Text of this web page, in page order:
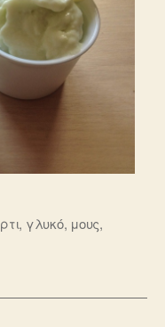
, γλυκό, μους,